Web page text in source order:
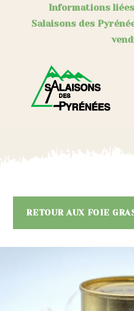
Informations
Salaisons des
RETOUR AUX FOIE